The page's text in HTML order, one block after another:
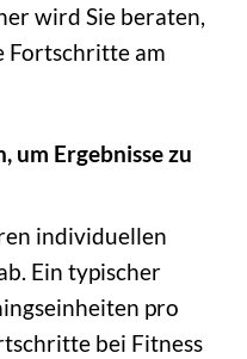
wird Sie beraten,
Fortschritte am
um Ergebnisse zu
individuellen
Ein typischer
pro
bei Fitness